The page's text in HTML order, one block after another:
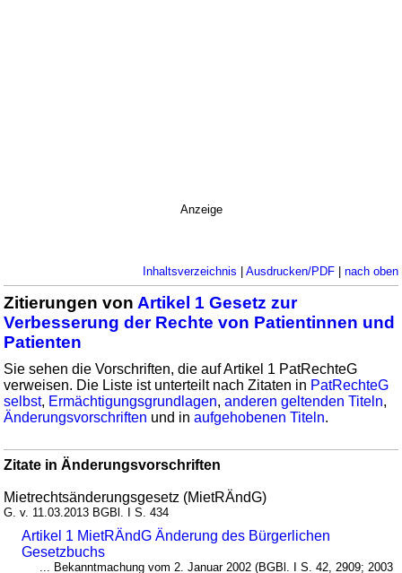
Anzeige
Inhaltsverzeichnis | Ausdrucken/PDF| nach oben
Zitierungen von Artikel 1 Gesetz zur
Verbesserung der Rechte von Patientinnen und
Patienten
Sie sehen die Vorschriften, die auf Artikel 1 PatRechteG
verweisen. Die Liste ist unterteilt nach Zitaten in PatRechteG
selbst, Ermächtigungsgrundlagen,anderen geltenden Titeln,
Änderungsvorschriften und inaufgehobenen Titeln.
Zitate in Änderungsvorschriften
Mietrechtsänderungsgesetz (MietRÄndG)
G. v. 11.03.2013 BGBl. I S. 434
Artikel 1 MietRÄndG Änderung des Bürgerlichen
Gesetzbuchs
... Bekanntmachung vom 2. Januar 2002 (BGBl. I S. 42, 2909; 2003